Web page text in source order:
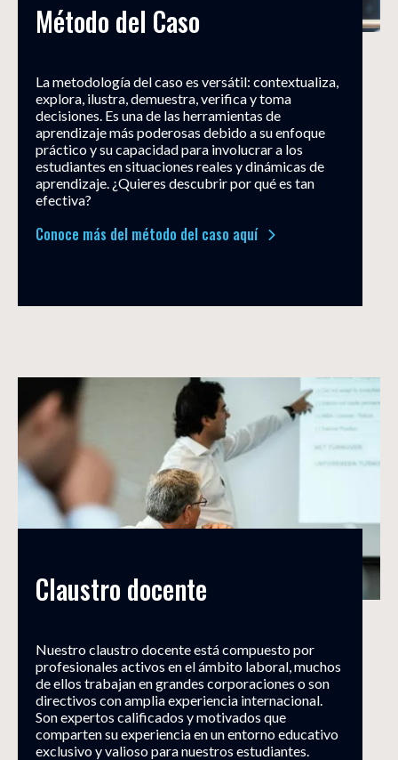
Método del Caso
La metodología del caso es versátil: contextualiza,
explora, ilustra, demuestra, verifica y toma
decisiones. Es una de las herramientas de
aprendizaje más poderosas debido a su enfoque
práctico y su capacidad para involucrar a los
estudiantes en situaciones reales y dinámicas de
aprendizaje. ¿Quieres descubrir por qué es tan
efectiva?
Conoce más del método del caso aquí
Claustro docente
Nuestro claustro docente está compuesto por
profesionales activos en el ámbito laboral, muchos
de ellos trabajan en grandes corporaciones o son
directivos con amplia experiencia internacional.
Son expertos calificados y motivados que
comparten su experiencia en un entorno educativo
exclusivo y valioso para nuestros estudiantes.